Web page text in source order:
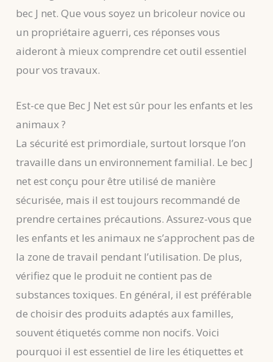
bec J net. Que vous soyez un bricoleur novice ou
un propriétaire aguerri, ces réponses vous
aideront à mieux comprendre cet outil essentiel
pour vos travaux.
Est-ce que Bec J Net est sûr pour les enfants et les
animaux ?
La sécurité est primordiale, surtout lorsque l’on
travaille dans un environnement familial. Le bec J
net est conçu pour être utilisé de manière
sécurisée, mais il est toujours recommandé de
prendre certaines précautions. Assurez-vous que
les enfants et les animaux ne s’approchent pas de
la zone de travail pendant l’utilisation. De plus,
vérifiez que le produit ne contient pas de
substances toxiques. En général, il est préférable
de choisir des produits adaptés aux familles,
souvent étiquetés comme non nocifs. Voici
pourquoi il est essentiel de lire les étiquettes et